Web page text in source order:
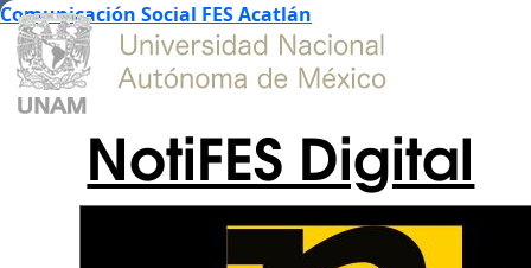
Comunicación Social FES Acatlán
NotiFES Digital